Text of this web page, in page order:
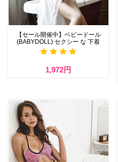
【セール開催中】ベビードール
(BABYDOLL) セクシー な 下着
1,972円